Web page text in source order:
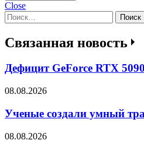
Close
Найти:
Связанная новость
Дефицит GeForce RTX
08.08.2026
Ученые создали умный
08.08.2026